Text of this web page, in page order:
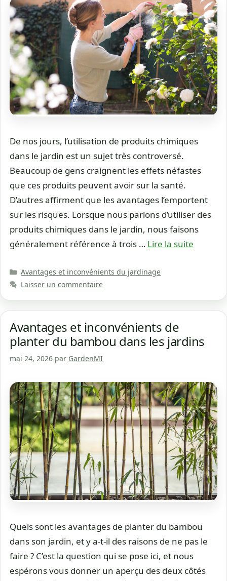
De nos jours, l’utilisation de produits chimiques
dans le jardin est un sujet très controversé.
Beaucoup de gens craignent les effets néfastes
que ces produits peuvent avoir sur la santé.
D’autres affirment que les avantages l’emportent
sur les risques. Lorsque nous parlons d’utiliser des
produits chimiques dans le jardin, nous faisons
généralement référence à trois … Lire la suite
Catégories
Avantages et inconvénients du jardinage
Laisser un commentaire
Avantages et inconvénients de
planter du bambou dans les jardins
mai 24, 2026 par GardenMI
Quels sont les avantages de planter du bambou
dans son jardin, et y a-t-il des raisons de ne pas le
faire ? C’est la question qui se pose ici, et nous
espérons vous donner un aperçu des deux côtés